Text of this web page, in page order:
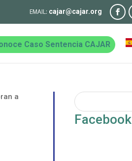
cajar@cajar.org
Caso Sentencia CAJAR
a
Facebook